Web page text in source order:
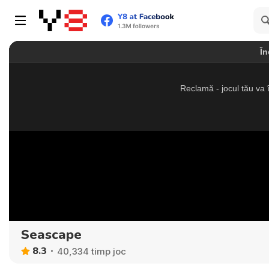
Seascape
8.3 40,334 timp joc